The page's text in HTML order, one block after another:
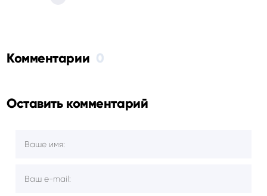
Комментарии 0
Оставить комментарий